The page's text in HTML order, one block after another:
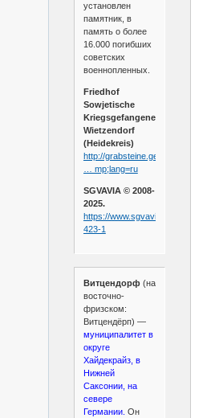
установлен
памятник, в
память о более
16.000 погибших
советских
военнопленных.
Friedhof
Sowjetische
Kriegsgefangene,
Wietzendorf
(Heidekreis)
http://grabsteine.genealogy.net/
… mp;lang=ru
SGVAVIA © 2008-
2025.
https://www.sgvavia.ru/forum/
423-1
Витцендорф(на
восточно-
фризском:
Витцендёрп) —
муниципалитет в
округе
Хайдекрайз, в
Нижней
Саксонии, на
севере
Германии. Он